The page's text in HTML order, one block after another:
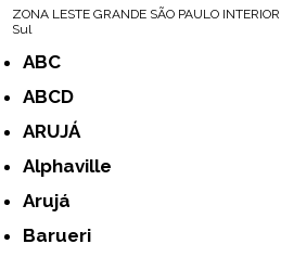
ZONA LESTE GRANDE SÃO PAULO INTERIOR
Sul
ABC
ABCD
ARUJÁ
Alphaville
Arujá
Barueri